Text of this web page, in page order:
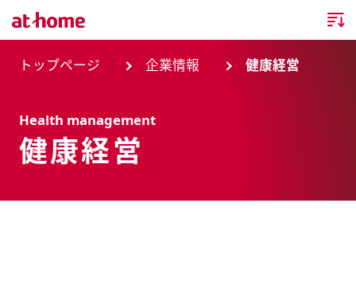
トップページ
企業情報TOP
ニュース
トップページ 企業情報 健康経営
健康経営
Health management